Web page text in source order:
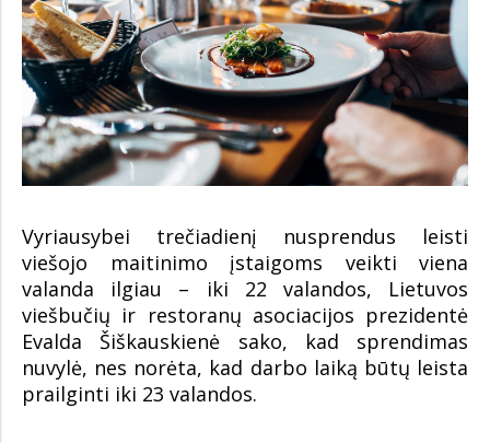
Vyriausybei trečiadienį nusprendus leisti
viešojo maitinimo įstaigoms veikti viena
valanda ilgiau – iki 22 valandos, Lietuvos
viešbučių ir restoranų asociacijos prezidentė
Evalda Šiškauskienė sako, kad sprendimas
nuvylė, nes norėta, kad darbo laiką būtų leista
prailginti iki 23 valandos.